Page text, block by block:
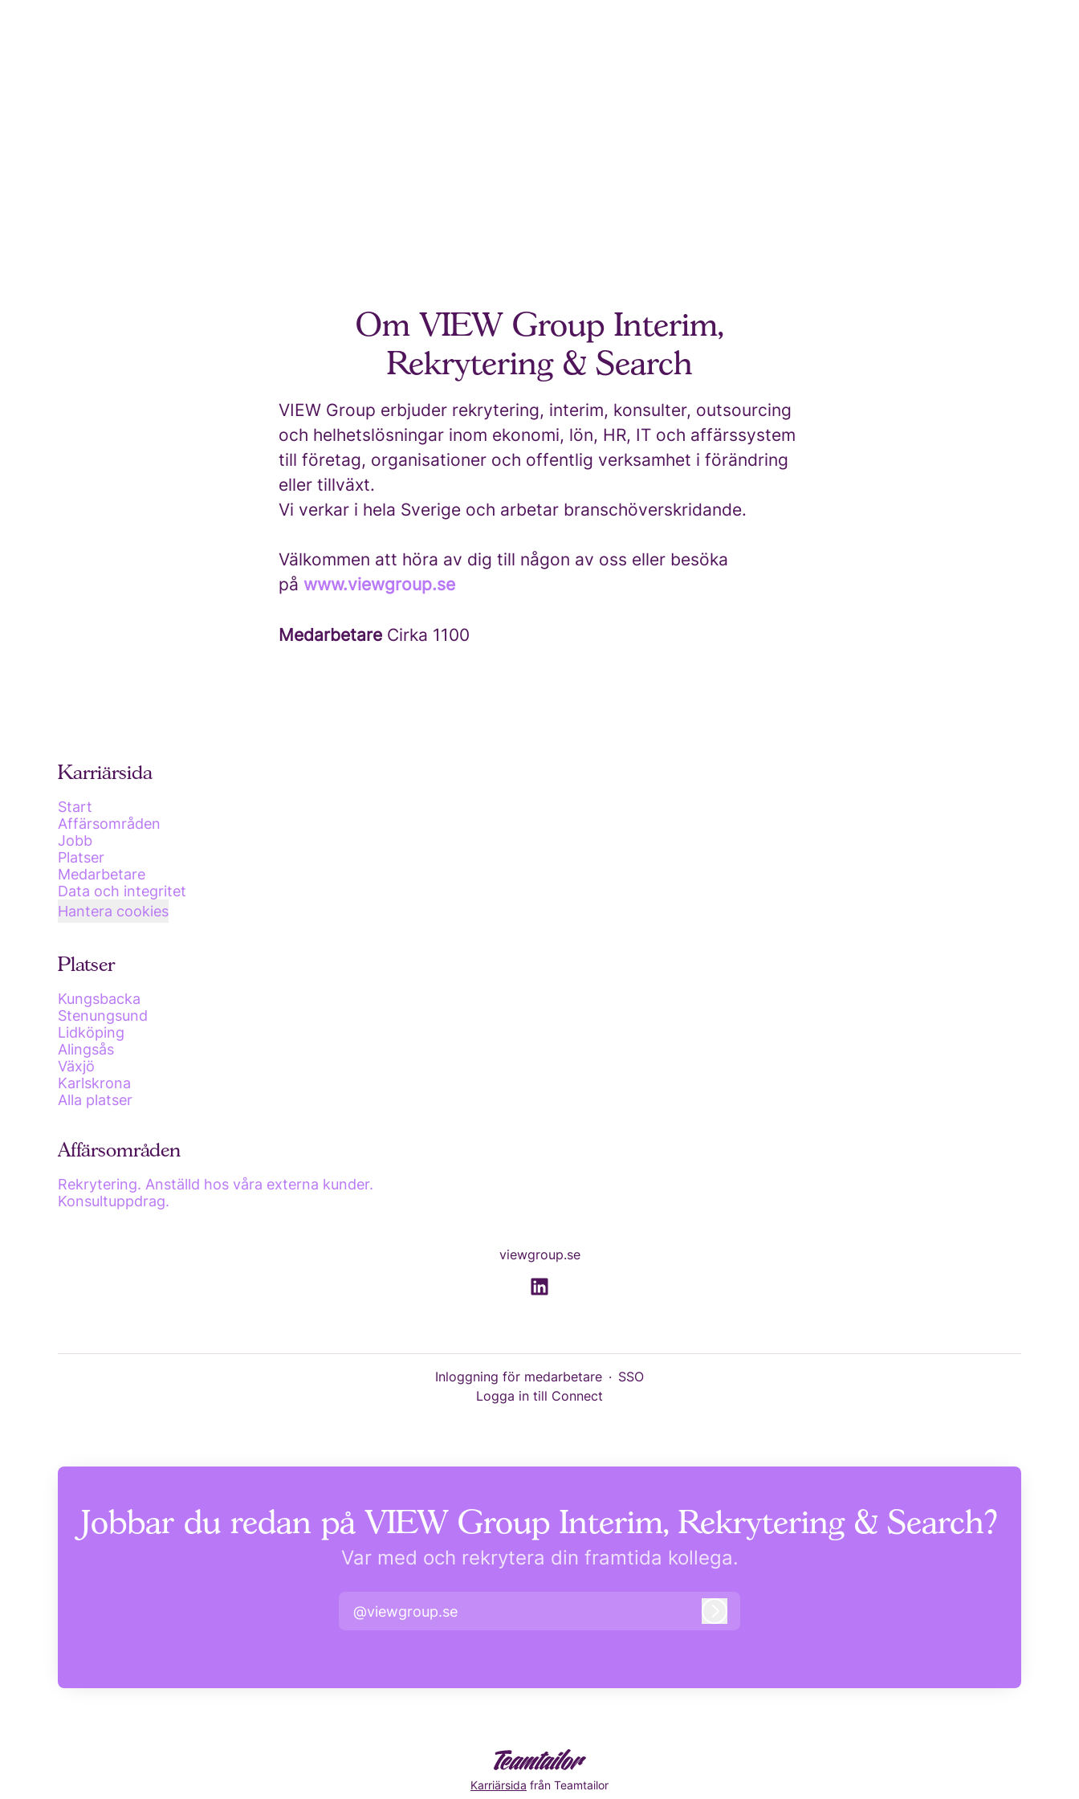
Om VIEW Group Interim,
Rekrytering & Search
VIEW Group erbjuder rekrytering, interim, konsulter, outsourcing
och helhetslösningar inom ekonomi, lön, HR, IT och affärssystem
till företag, organisationer och offentlig verksamhet i förändring
eller tillväxt.
Vi verkar i hela Sverige och arbetar branschöverskridande.
Välkommen att höra av dig till någon av oss eller besöka
på www.viewgroup.se
Medarbetare Cirka 1100
Karriärsida
Start
Affärsområden
Jobb
Platser
Medarbetare
Data och integritet
Hantera cookies
Platser
Kungsbacka
Stenungsund
Lidköping
Alingsås
Växjö
Karlskrona
Alla platser
Affärsområden
Rekrytering. Anställd hos våra externa kunder.
Konsultuppdrag.
viewgroup.se
Inloggning för medarbetare · SSO
Logga in till Connect
Jobbar du redan på VIEW Group Interim, Rekrytering & Search?
Var med och rekrytera din framtida kollega.
@viewgroup.se
Karriärsida från Teamtailor